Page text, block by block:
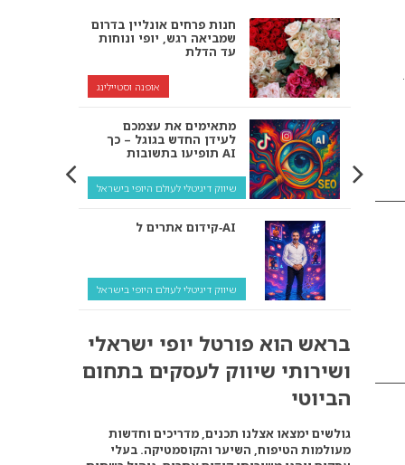
חנות פרחים אונליין בדרום
שמביאה רגש, יופי ונוחות
עד הדלת
אופנה וסטיילינג
מתאימים את עצמכם
לעידן החדש בגוגל – כך
תופיעו בתשובות AI
שיווק דיגיטלי לעולם היופי בישראל
קידום אתרים ל‑AI
שיווק דיגיטלי לעולם היופי בישראל
ולמה העסק שלך צריך
להתאים את עצמו אליהם?
קידום ל‑AI לעומת קידום
רגיל: איפה הכסף נמצא
באמת?
בראש הוא פורטל יופי ישראלי
ושירותי שיווק לעסקים בתחום
הביוטי
גולשים ימצאו אצלנו תכנים, מדריכים וחדשות
מעולמות הטיפוח, השיער והקוסמטיקה. בעלי